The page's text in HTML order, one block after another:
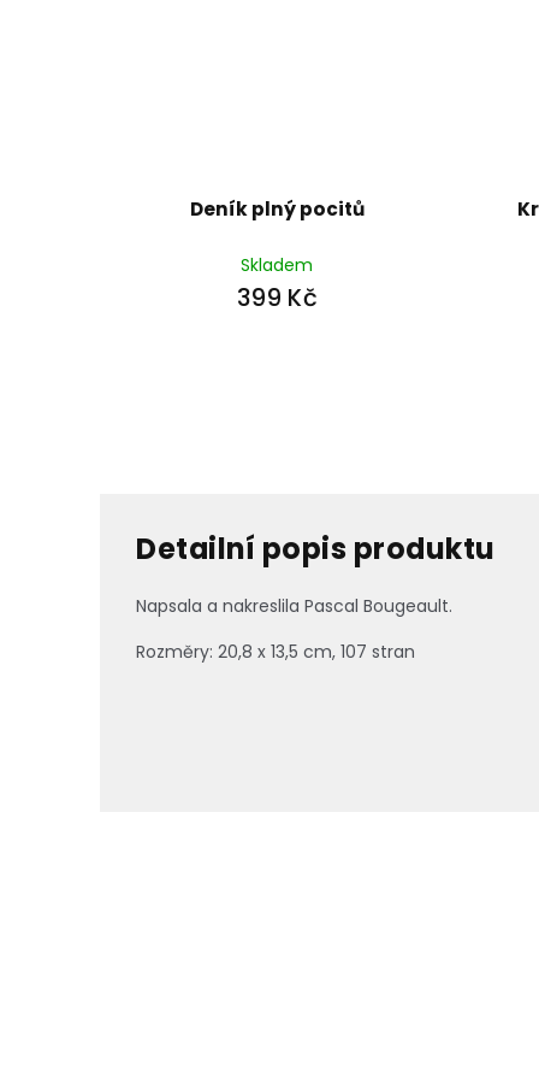
Deník plný pocitů
Skladem
399 Kč
Detailní popis produktu
Napsala a nakreslila Pascal Bougeault.
Rozměry: 20,8 x 13,5 cm, 107 stran